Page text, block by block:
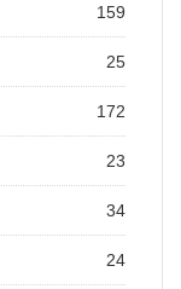
159
25
172
23
34
24